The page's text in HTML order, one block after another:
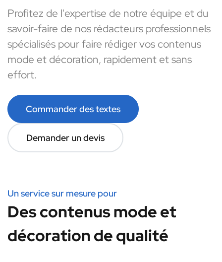
Profitez de l'expertise de notre équipe et du
savoir-faire de nos rédacteurs professionnels
spécialisés pour faire rédiger vos contenus
mode et décoration, rapidement et sans
effort.
Commander des textes
Demander un devis
Un service sur mesure pour
Des contenus mode et
décoration de qualité